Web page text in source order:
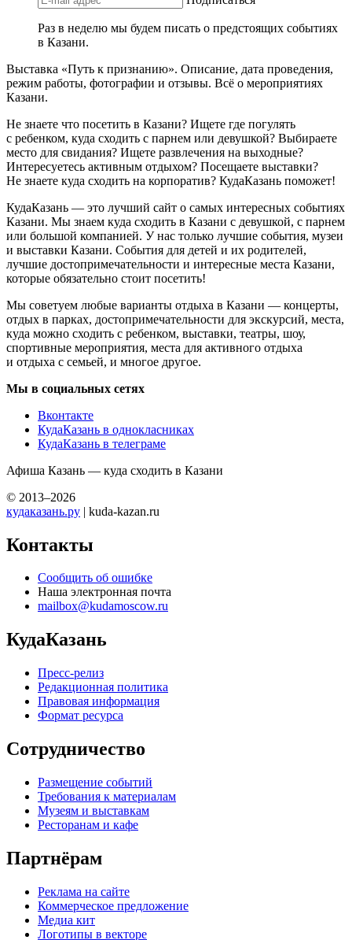
Раз в неделю мы будем писать о предстоящих событиях
в Казани.
Выставка «Путь к признанию». Описание, дата проведения,
режим работы, фотографии и отзывы. Всё о мероприятиях
Казани.
Не знаете что посетить в Казани? Ищете где погулять
с ребенком, куда сходить с парнем или девушкой? Выбираете
место для свидания? Ищете развлечения на выходные?
Интересуетесь активным отдыхом? Посещаете выставки?
Не знаете куда сходить на корпоратив? КудаКазань поможет!
КудаКазань — это лучший сайт о самых интересных событиях
Казани. Мы знаем куда сходить в Казани с девушкой, с парнем
или большой компанией. У нас только лучшие события, музеи
и выставки Казани. События для детей и их родителей,
лучшие достопримечательности и интересные места Казани,
которые обязательно стоит посетить!
Мы советуем любые варианты отдыха в Казани — концерты,
отдых в парках, достопримечательности для экскурсий, места,
куда можно сходить с ребенком, выставки, театры, шоу,
спортивные мероприятия, места для активного отдыха
и отдыха с семьей, и многое другое.
Мы в социальных сетях
Вконтакте
КудаКазань в однокласниках
КудаКазань в телеграме
Афиша Казань — куда сходить в Казани
© 2013–2026
кудаказань.ру | kuda-kazan.ru
Контакты
Сообщить об ошибке
Наша электронная почта
mailbox@kudamoscow.ru
КудаКазань
Пресс-релиз
Редакционная политика
Правовая информация
Формат ресурса
Сотрудничество
Размещение событий
Требования к материалам
Музеям и выставкам
Ресторанам и кафе
Партнёрам
Реклама на сайте
Коммерческое предложение
Медиа кит
Логотипы в векторе